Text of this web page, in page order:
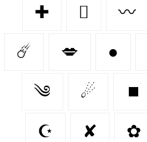
✚ 🫆 〰
☄️ 💋 ●
༄ ☄ ⏹️
☪ ✘ ✿